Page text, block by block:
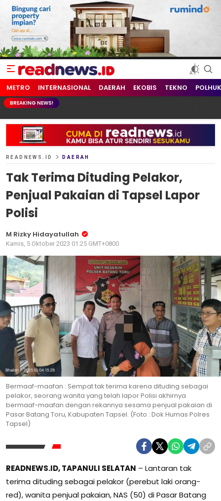
readnews.id
Berita Terkini, Update Terbaru Hari ini dari Indonesia dan Dunia
METRO INTERNASIONAL DAERAH EKOBIS TEKNO
BREAKING NEWS!
READNEWS.ID DAERAH
Tak Terima Dituding Pelakor,
Penjual Pakaian di Tapsel Lapor
Polisi
M Rizky Hidayatullah
Kamis, 5 Oktober 2023 01:25 GMT+0800
Bermaaf-maafan : Sempat tak terima karena dituding sebagai
pelakor, seorang wanita yang telah lapor Polisi akhirnya
bermaaf-maafan dengan rekannya sesama penjual pakaian di
Pasar Batang Toru, Kabupaten Tapsel. (Foto : Dok Humas Polres
Tapsel)
READNEWS.ID, TAPANULI SELATAN – Lantaran tak
terima dituding sebagai pelakor (perebut laki orang-
red), wanita penjual pakaian, NAS (50) di Pasar Batang